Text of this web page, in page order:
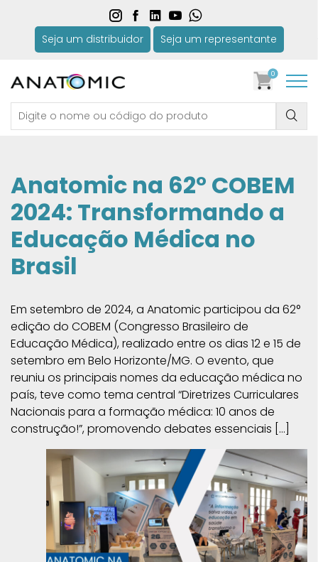
Seja um distribuidor Seja um representante
0
Anatomic na 62° COBEM
2024: Transformando a
Educação Médica no
Brasil
Em setembro de 2024, a Anatomic participou da 62°
edição do COBEM (Congresso Brasileiro de
Educação Médica), realizado entre os dias 12 e 15 de
setembro em Belo Horizonte/MG. O evento, que
reuniu os principais nomes da educação médica no
país, teve como tema central “Diretrizes Curriculares
Nacionais para a formação médica: 10 anos de
construção!”, promovendo debates essenciais […]